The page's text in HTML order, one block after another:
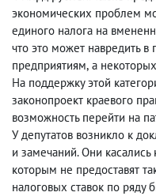
экономических проблем
единого налога на
что это может навредить
предприятиям, а
На поддержку этой
законопроект краевого
возможность перейти на
У депутатов возникло к
и замечаний. Они
которым не предоставят
налоговых ставок по ряду